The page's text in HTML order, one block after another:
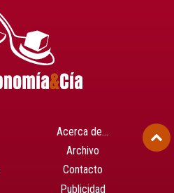
Acerca de…
Archivo
Contacto
Publicidad